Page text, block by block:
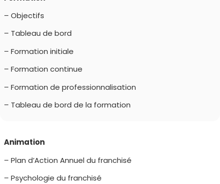
– Objectifs
– Tableau de bord
– Formation initiale
– Formation continue
– Formation de professionnalisation
– Tableau de bord de la formation
Animation
– Plan d’Action Annuel du franchisé
– Psychologie du franchisé